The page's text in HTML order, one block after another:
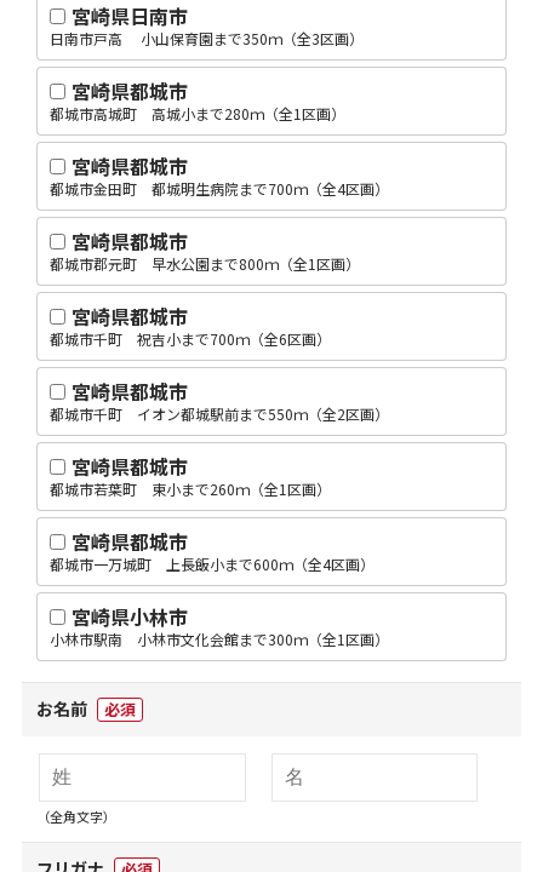
宮崎県日南市
日南市戸高 小山保育園まで350ｍ（全3区画）
宮崎県都城市
都城市高城町 高城小まで280ｍ（全1区画）
宮崎県都城市
都城市金田町 都城明生病院まで700ｍ（全4区画）
宮崎県都城市
都城市郡元町 早水公園まで800ｍ（全1区画）
宮崎県都城市
都城市千町 祝吉小まで700ｍ（全6区画）
宮崎県都城市
都城市千町 イオン都城駅前まで550ｍ（全2区画）
宮崎県都城市
都城市若葉町 東小まで260ｍ（全1区画）
宮崎県都城市
都城市一万城町 上長飯小まで600ｍ（全4区画）
宮崎県小林市
小林市駅南 小林市文化会館まで300ｍ（全1区画）
お名前 必須
（全角文字）